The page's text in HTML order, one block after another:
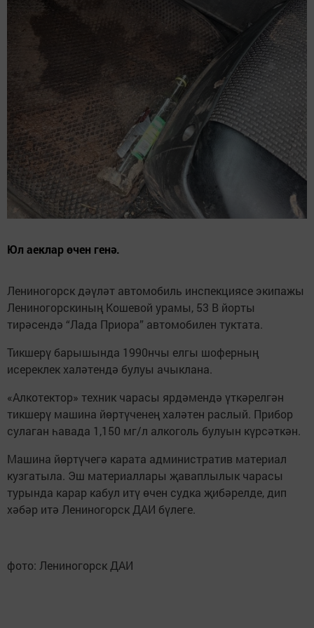
Юл аеклар өчен генә.
Лениногорск дәүләт автомобиль инспекциясе экипажы
Лениногорскиның Кошевой урамы, 53 В йорты
тирәсендә “Лада Приора” автомобилен туктата.
Тикшерү барышында 1990нчы елгы шоферның
исереклек халәтендә булуы ачыклана.
«Алкотектор» техник чарасы ярдәмендә үткәрелгән
тикшерү машина йөртүченең халәтен раслый. Прибор
сулаган һавада 1,150 мг/л алкоголь булуын күрсәткән.
Машина йөртүчегә карата административ материал
кузгатыла. Эш материаллары җаваплылык чарасы
турында карар кабул итү өчен судка җибәрелде, дип
хәбәр итә Лениногорск ДАИ бүлеге.
фото: Лениногорск ДАИ